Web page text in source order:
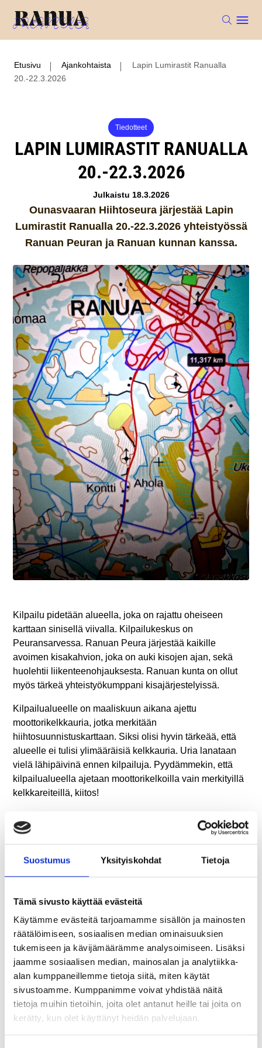
Suostumus Yksityiskohdat Tietoja
Tämä sivusto käyttää evästeitä
Käytämme evästeitä tarjoamamme sisällön ja mainosten
räätälöimiseen, sosiaalisen median ominaisuuksien
tukemiseen ja kävijämäärämme analysoimiseen. Lisäksi
jaamme sosiaalisen median, mainosalan ja analytiikka-
alan kumppaneillemme tietoja siitä, miten käytät
sivustoamme. Kumppanimme voivat yhdistää näitä
tietoja muihin tietoihin, joita olet antanut heille tai joita on
kerätty, kun olet käyttänyt heidän palvelujaan.
Etusivu Ajankohtaista
Lapin Lumirastit Ranualla
20.-22.3.2026
Tiedotteet
LAPIN LUMIRASTIT RANUALLA
20.-22.3.2026
Julkaistu 18.3.2026
Ounasvaaran Hiihtoseura järjestää Lapin
Lumirastit Ranualla 20.-22.3.2026 yhteistyössä
Ranuan Peuran ja Ranuan kunnan kanssa.
Kilpailu pidetään alueella, joka on rajattu oheiseen
karttaan sinisellä viivalla. Kilpailukeskus on
Peuransarvessa. Ranuan Peura järjestää kaikille
avoimen kisakahvion, joka on auki kisojen ajan, sekä
huolehtii liikenteenohjauksesta. Ranuan kunta on ollut
myös tärkeä yhteistyökumppani kisajärjestelyissä.
Kilpailualueelle on maaliskuun aikana ajettu
moottorikelkkauria, jotka merkitään
hiihtosuunnistuskarttaan. Siksi olisi hyvin tärkeää, että
alueelle ei tulisi ylimääräisiä kelkkauria. Uria lanataan
vielä lähipäivinä ennen kilpailuja. Pyydämmekin, että
kilpailualueella ajetaan moottorikelkoilla vain merkityillä
kelkkareiteillä, kiitos!
perjantai 20.3.2026, sprintti
Ensimmäinen lähtöaika klo 15:30
Lauantai 21.3.2026, SM-keskimatka
Ensimmäinen lähtöaika klo 11:00
Maali suljetaan klo 15:00
SM-kisojen palkintojenjako tulosten valmistuttua
Sunnuntai 22.3.2026, pidennetty keskimatka